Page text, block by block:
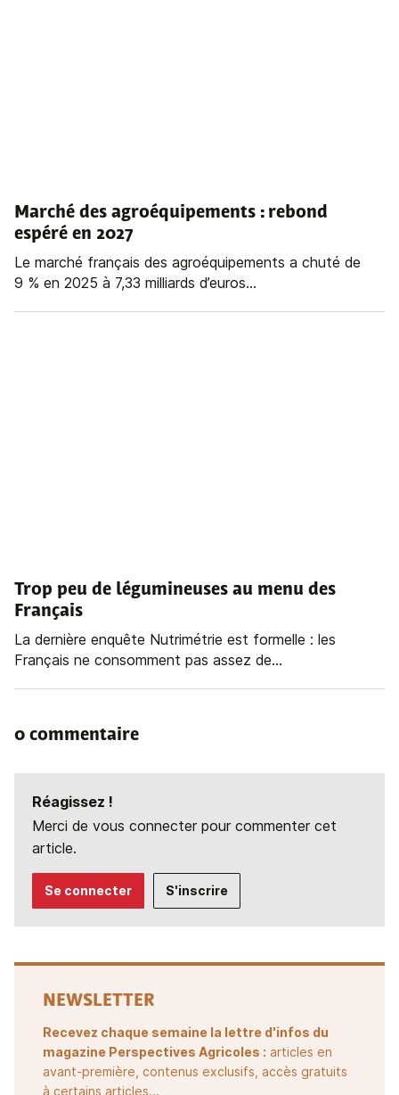
Marché des agroéquipements : rebond
espéré en 2027
Le marché français des agroéquipements a chuté de
9 % en 2025 à 7,33 milliards d’euros...
Trop peu de légumineuses au menu des
Français
La dernière enquête Nutrimétrie est formelle : les
Français ne consomment pas assez de...
0 commentaire
Réagissez !
Merci de vous connecter pour commenter cet
article.
Se connecter S'inscrire
NEWSLETTER
Recevez chaque semaine la lettre d'infos du
magazine Perspectives Agricoles : articles en
avant-première, contenus exclusifs, accès gratuits
à certains articles...